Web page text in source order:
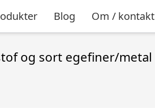
Blog Om / kontakt
og sort egefiner/metal